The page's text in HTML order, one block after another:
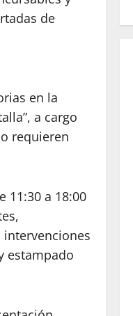
de
en la
a cargo
requieren
11:30 a 18:00
estampado